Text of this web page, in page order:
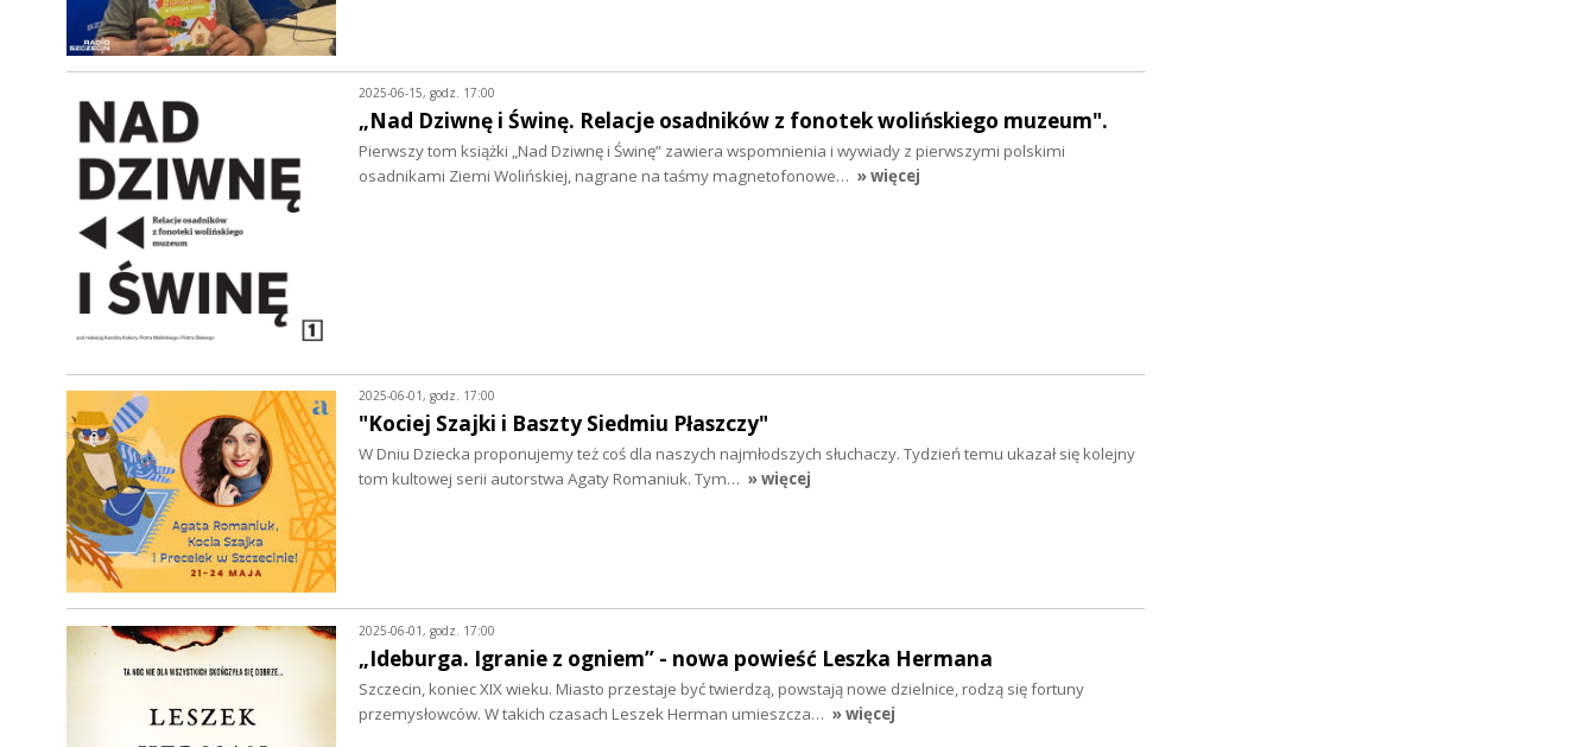
2025-06-15, godz. 17:00
„Nad Dziwnę i Świnę. Relacje osadników z fonotek wolińskiego muzeum".
Pierwszy tom książki „Nad Dziwnę i Świnę” zawiera wspomnienia i wywiady z pierwszymi polskimi
osadnikami Ziemi Wolińskiej, nagrane na taśmy magnetofonowe… » więcej
2025-06-01, godz. 17:00
"Kociej Szajki i Baszty Siedmiu Płaszczy"
W Dniu Dziecka proponujemy też coś dla naszych najmłodszych słuchaczy. Tydzień temu ukazał się kolejny
tom kultowej serii autorstwa Agaty Romaniuk. Tym… » więcej
2025-06-01, godz. 17:00
„Ideburga. Igranie z ogniem” - nowa powieść Leszka Hermana
Szczecin, koniec XIX wieku. Miasto przestaje być twierdzą, powstają nowe dzielnice, rodzą się fortuny
przemysłowców. W takich czasach Leszek Herman umieszcza… » więcej